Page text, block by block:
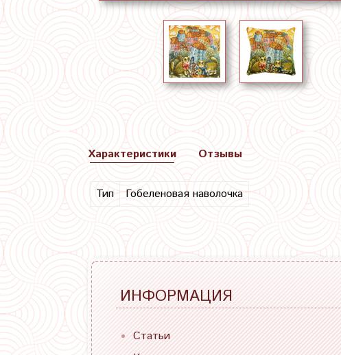
Характеристики
Тип Гобеленовая наволочка
Отзывы
ИНФОРМАЦИЯ
Статьи